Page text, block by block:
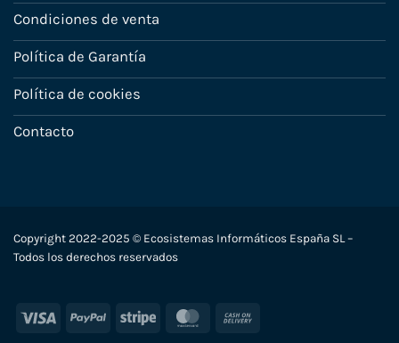
Condiciones de venta
Política de Garantía
Política de cookies
Contacto
Copyright 2022-2025 © Ecosistemas Informáticos España SL –
Todos los derechos reservados
Visa PayPal Stripe MasterCard